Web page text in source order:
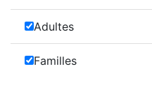
Adultes
Familles